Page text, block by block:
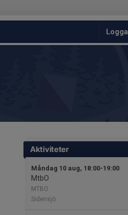
Aktiviteter
Måndag 10 aug, 18:00-19:00
MtbO
MTBO
Sidensjö